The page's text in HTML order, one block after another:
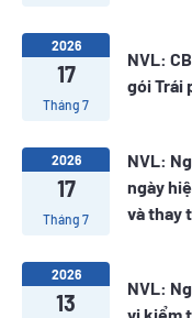
2026
17
Tháng 7
NVL:
gói Trái
2026
17
Tháng 7
NVL:
ngày
và thay
2026
13
NVL: